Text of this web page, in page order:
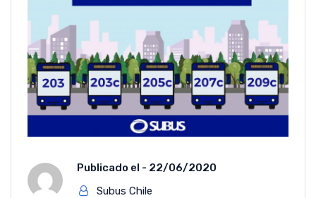
Publicado el - 22/06/2020
Subus Chile